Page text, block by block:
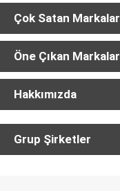
Çok Satan Markalar
Öne Çıkan Markalar
Hakkımızda
Grup Şirketler